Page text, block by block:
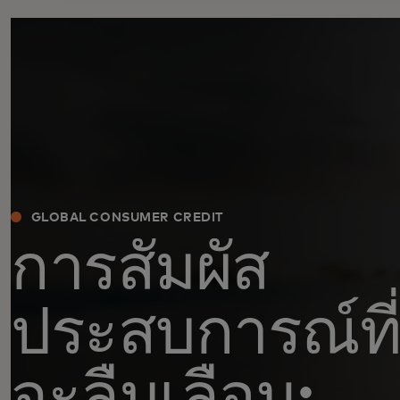
GLOBAL CONSUMER CREDIT
การสัมผัส
ประสบการณ์